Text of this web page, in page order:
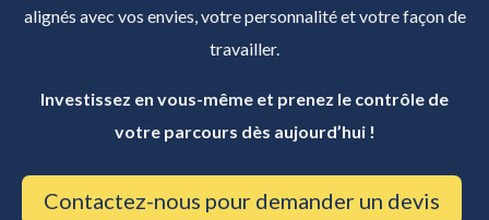
alignés avec vos envies, votre personnalité et votre façon de
travailler.
Investissez en vous-même et prenez le contrôle de
votre parcours dès aujourd’hui !
Contactez-nous pour demander un devis